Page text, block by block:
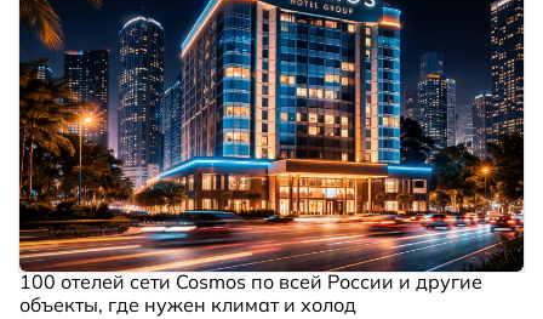
100 отелей сети Cosmos по всей России и другие
объекты, где нужен климат и холод